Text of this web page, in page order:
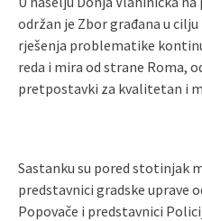
održan je Zbor građana u
rješenja problematike
reda i mira od strane Roma,
pretpostavki za kvalitetan i
Sastanku su pored stotinjak
predstavnici gradske uprave
Popovače i predstavnici